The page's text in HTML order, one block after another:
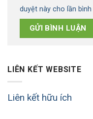
duyệt này cho lần
LIÊN KẾT WEBSITE
Liên kết hữu ích